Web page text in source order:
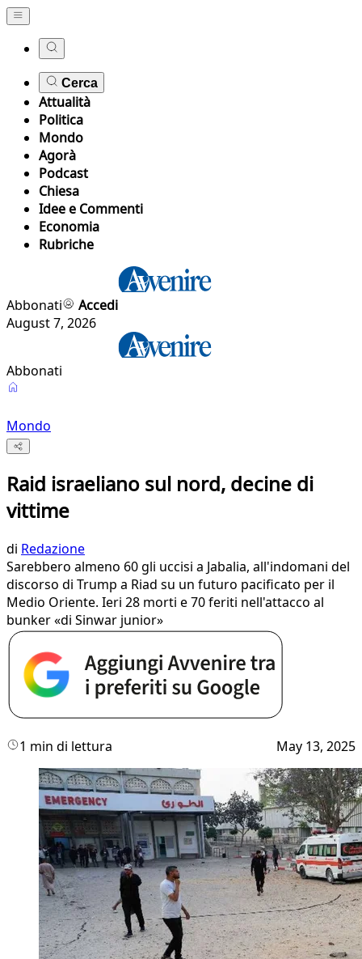
Cerca
Attualità
Politica
Mondo
Agorà
Podcast
Chiesa
Idee e Commenti
Economia
Rubriche
Abbonati
Accedi
August 7, 2026
Abbonati
Mondo
Raid israeliano sul nord, decine di
vittime
di Redazione
Sarebbero almeno 60 gli uccisi a Jabalia, all'indomani del
discorso di Trump a Riad su un futuro pacificato per il
Medio Oriente. Ieri 28 morti e 70 feriti nell'attacco al
bunker «di Sinwar junior»
1 min di lettura May 13, 2025